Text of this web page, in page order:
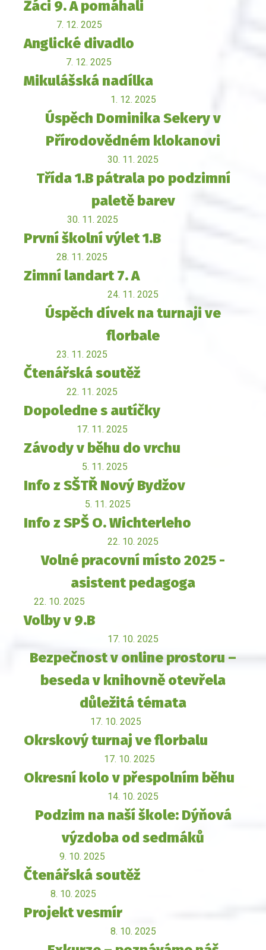
Žáci 9. A pomáhali
7. 12. 2025
Anglické divadlo
7. 12. 2025
Mikulášská nadílka
1. 12. 2025
Úspěch Dominika Sekery v
Přírodovědném klokanovi
30. 11. 2025
Třída 1.B pátrala po podzimní
paletě barev
30. 11. 2025
První školní výlet 1.B
28. 11. 2025
Zimní landart 7. A
24. 11. 2025
Úspěch dívek na turnaji ve
florbale
23. 11. 2025
Čtenářská soutěž
22. 11. 2025
Dopoledne s autíčky
17. 11. 2025
Závody v běhu do vrchu
5. 11. 2025
Info z SŠTŘ Nový Bydžov
5. 11. 2025
Info z SPŠ O. Wichterleho
22. 10. 2025
Volné pracovní místo 2025 -
asistent pedagoga
22. 10. 2025
Volby v 9.B
17. 10. 2025
Bezpečnost v online prostoru –
beseda v knihovně otevřela
důležitá témata
17. 10. 2025
Okrskový turnaj ve florbalu
17. 10. 2025
Okresní kolo v přespolním běhu
14. 10. 2025
Podzim na naší škole: Dýňová
výzdoba od sedmáků
9. 10. 2025
Čtenářská soutěž
8. 10. 2025
Projekt vesmír
8. 10. 2025